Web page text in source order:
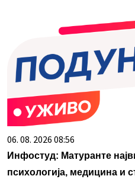
06. 08. 2026 08:56
Инфостуд: Матуранте
психологија, медицина и